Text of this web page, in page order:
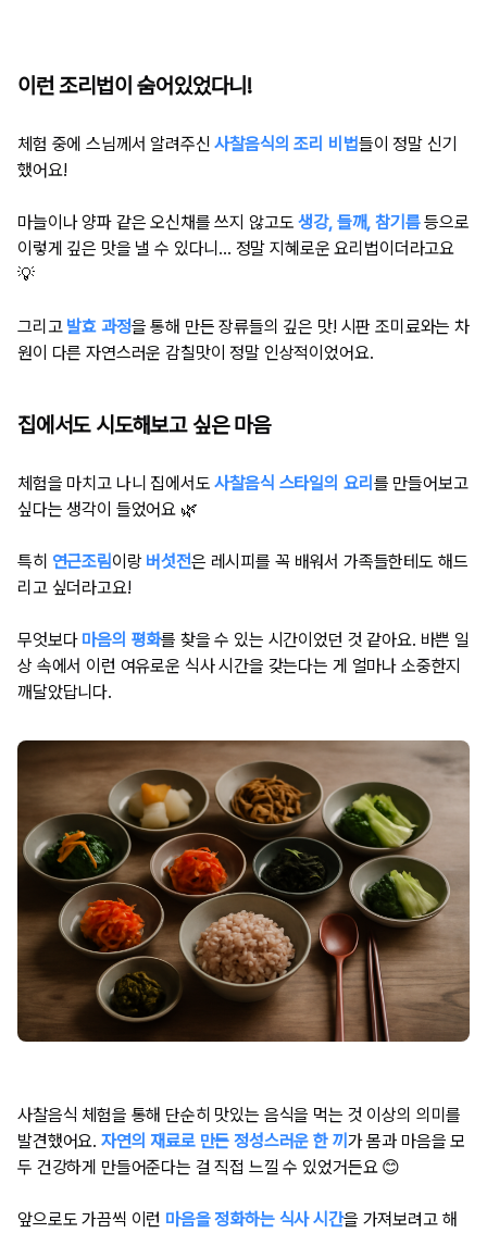
이런 조리법이 숨어있었다니!
체험 중에 스님께서 알려주신사찰음식의 조리 비법들이 정말 신기
했어요!
마늘이나 양파 같은 오신채를 쓰지 않고도생강, 들깨, 참기름등으로
이렇게 깊은 맛을 낼 수 있다니... 정말 지혜로운 요리법이더라고요
💡
그리고 발효 과정을 통해 만든 장류들의 깊은 맛! 시판 조미료와는 차
원이 다른 자연스러운 감칠맛이 정말 인상적이었어요.
집에서도 시도해보고 싶은 마음
체험을 마치고 나니 집에서도사찰음식 스타일의 요리 를 만들어보고
싶다는 생각이 들었어요 🌿
특히 연근조림이랑 버섯전은 레시피를 꼭 배워서 가족들한테도 해드
리고 싶더라고요!
무엇보다 마음의 평화를 찾을 수 있는 시간이었던 것 같아요. 바쁜 일
상 속에서 이런 여유로운 식사 시간을 갖는다는 게 얼마나 소중한지
깨달았답니다.
사찰음식 체험을 통해 단순히 맛있는 음식을 먹는 것 이상의 의미를
발견했어요. 자연의 재료로 만든 정성스러운 한 끼 가 몸과 마음을 모
두 건강하게 만들어준다는 걸 직접 느낄 수 있었거든요 😊
앞으로도 가끔씩 이런 마음을 정화하는 식사 시간을 가져보려고 해